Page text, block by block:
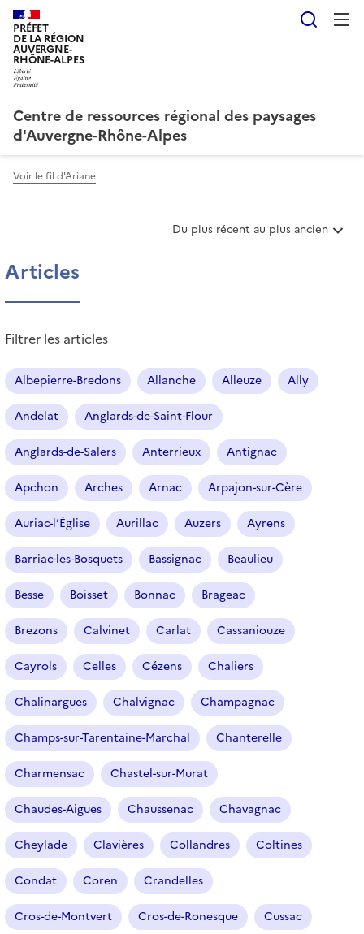
PRÉFET
DE LA RÉGION
AUVERGNE-
RHÔNE-ALPES
Centre de ressources régional des paysages
d'Auvergne-Rhône-Alpes
Voir le fil d'Ariane
T
t
i
c
l
e
s
Du plus récent au plus ancien
Articles
Filtrer les articles
Albepierre-Bredons Allanche Alleuze Ally
Andelat Anglards-de-Saint-Flour
Anglards-de-Salers Anterrieux Antignac
Apchon Arches Arnac Arpajon-sur-Cère
Auriac-l’Église Aurillac Auzers Ayrens
Barriac-les-Bosquets Bassignac Beaulieu
Besse Boisset Bonnac Brageac
Brezons Calvinet Carlat Cassaniouze
Cayrols Celles Cézens Chaliers
Chalinargues Chalvignac Champagnac
Champs-sur-Tarentaine-Marchal Chanterelle
Charmensac Chastel-sur-Murat
Chaudes-Aigues Chaussenac Chavagnac
Cheylade Clavières Collandres Coltines
Condat Coren Crandelles
Cros-de-Montvert Cros-de-Ronesque Cussac